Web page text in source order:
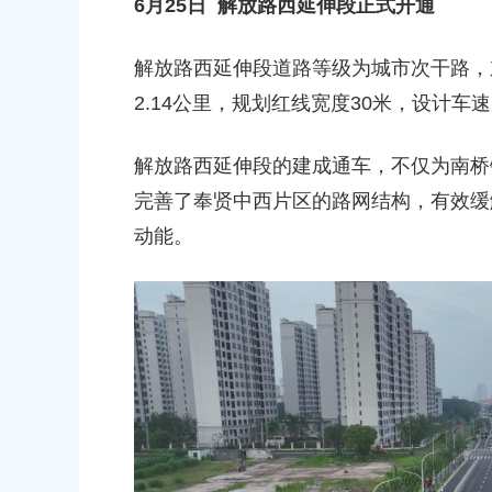
6月25日 解放路西延伸段正式开通
解放路西延伸段道路等级为城市次干路
2.14公里，规划红线宽度30米，设计车
解放路西延伸段的建成通车，不仅为南
完善了奉贤中西片区的路网结构，有效
动能。